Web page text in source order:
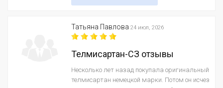
Татьяна Павлова 24 июл, 2026
Телмисартан-СЗ отзывы
Несколько лет назад покупала оригинальный
телмисартан немецкой марки. Потом он исчез